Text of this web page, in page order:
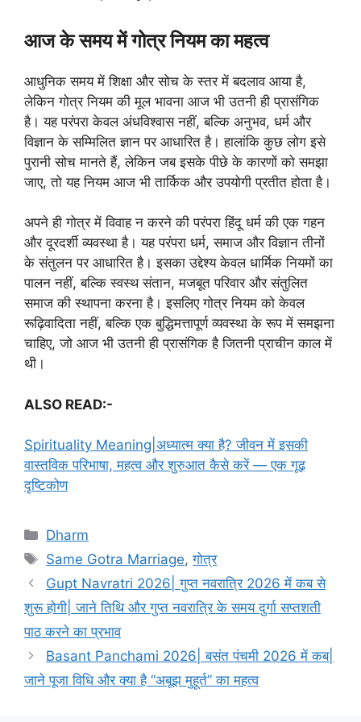
आज के समय में गोत्र नियम का महत्व
आधुनिक समय में शिक्षा और सोच के स्तर में बदलाव आया है,
लेकिन गोत्र नियम की मूल भावना आज भी उतनी ही प्रासंगिक
है। यह परंपरा केवल अंधविश्वास नहीं, बल्कि अनुभव, धर्म और
विज्ञान के सम्मिलित ज्ञान पर आधारित है। हालांकि कुछ लोग इसे
पुरानी सोच मानते हैं, लेकिन जब इसके पीछे के कारणों को समझा
जाए, तो यह नियम आज भी तार्किक और उपयोगी प्रतीत होता है।
अपने ही गोत्र में विवाह न करने की परंपरा हिंदू धर्म की एक गहन
और दूरदर्शी व्यवस्था है। यह परंपरा धर्म, समाज और विज्ञान तीनों
के संतुलन पर आधारित है। इसका उद्देश्य केवल धार्मिक नियमों का
पालन नहीं, बल्कि स्वस्थ संतान, मजबूत परिवार और संतुलित
समाज की स्थापना करना है। इसलिए गोत्र नियम को केवल
रूढ़िवादिता नहीं, बल्कि एक बुद्धिमत्तापूर्ण व्यवस्था के रूप में समझना
चाहिए, जो आज भी उतनी ही प्रासंगिक है जितनी प्राचीन काल में
थी।
ALSO READ:-
Spirituality Meaning|अध्यात्म क्या है? जीवन में इसकी
वास्तविक परिभाषा, महत्व और शुरुआत कैसे करें — एक गूढ़
दृष्टिकोण
C
a
e
g
o
r
i
e
Dharm
T
a
g
s
Same Gotra Marriage,गोत्र
Gupt Navratri 2026| गुप्त नवरात्रि 2026 में कब से
शुरू होगी| जाने तिथि और गुप्त नवरात्रि के समय दुर्गा सप्तशती
पाठ करने का प्रभाव
Basant Panchami 2026| बसंत पंचमी 2026 में कब|
जाने पूजा विधि और क्या है “अबूझ मुहूर्त” का महत्व